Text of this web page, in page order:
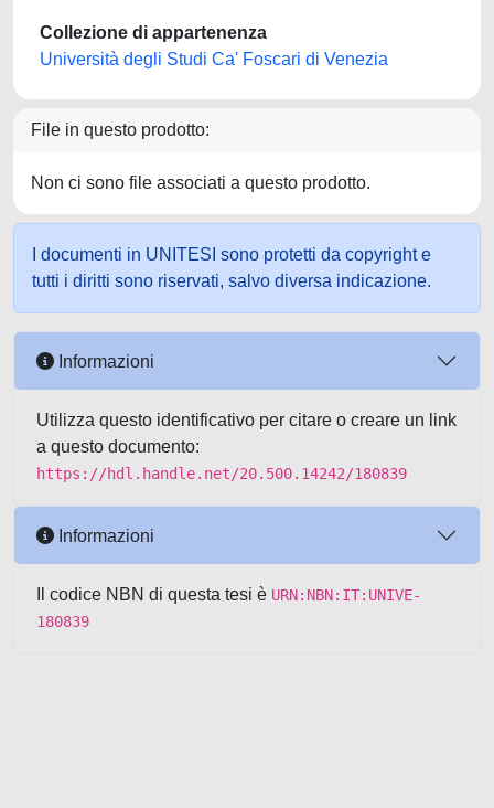
Collezione di appartenenza
Università degli Studi Ca' Foscari di Venezia
File in questo prodotto:
Non ci sono file associati a questo prodotto.
I documenti in UNITESI sono protetti da copyright e
tutti i diritti sono riservati, salvo diversa indicazione.
Informazioni
Utilizza questo identificativo per citare o creare un link
a questo documento:
https://hdl.handle.net/20.500.14242/180839
Informazioni
Il codice NBN di questa tesi è URN:NBN:IT:UNIVE-
180839